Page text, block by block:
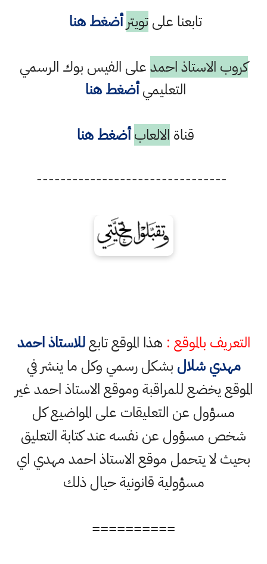
تابعنا علىتويتر أضغط هنا
كروب الاستاذ احمدعلى الفيس بوك الرسمي
التعليميأضغط هنا
قناة الالعاب أضغط هنا
--------------------------------
التعريف بالموقع : هذا الموقع تابعللاستاذ احمد
مهدي شلال بشكل رسمي وكل ما ينشر في
الموقع يخضع للمراقبة وموقع الاستاذ احمد غير
مسؤول عن التعليقات على المواضيع كل
شخص مسؤول عن نفسه عند كتابة التعليق
بحيث لا يتحمل موقع الاستاذ احمد مهدي اي
مسؤولية قانونية حيال ذلك
==========